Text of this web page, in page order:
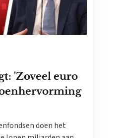
'Zoveel euro
doen het